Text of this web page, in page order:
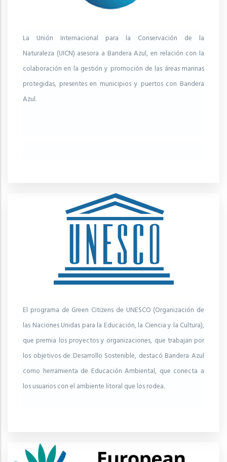
La Unión Internacional para la Conservación de la
Naturaleza (UICN) asesora a Bandera Azul, en relación con la
colaboración en la gestión y promoción de las áreas marinas
protegidas, presentes en municipios y puertos con Bandera
Azul.
El programa de Green Citizens de UNESCO (Organización de
las Naciones Unidas para la Educación, la Ciencia y la Cultura),
que premia los proyectos y organizaciones, que trabajan por
los objetivos de Desarrollo Sostenible, destacó Bandera Azul
como herramienta de Educación Ambiental, que conecta a
los usuarios con el ambiente litoral que los rodea.